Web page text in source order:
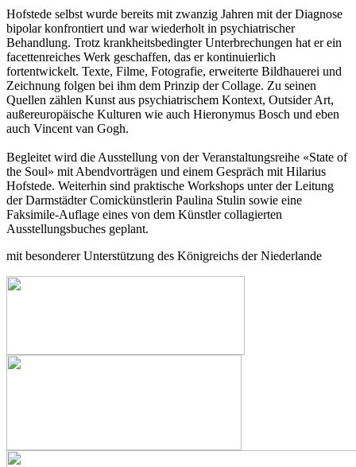
Hofstede selbst wurde bereits mit zwanzig Jahren mit der Diagnose
bipolar konfrontiert und war wiederholt in psychiatrischer
Behandlung. Trotz krankheitsbedingter Unterbrechungen hat er ein
facettenreiches Werk geschaffen, das er kontinuierlich
fortentwickelt. Texte, Filme, Fotografie, erweiterte Bildhauerei und
Zeichnung folgen bei ihm dem Prinzip der Collage. Zu seinen
Quellen zählen Kunst aus psychiatrischem Kontext, Outsider Art,
außereuropäische Kulturen wie auch Hieronymus Bosch und eben
auch Vincent van Gogh.
Begleitet wird die Ausstellung von der Veranstaltungsreihe «State of
the Soul» mit Abendvorträgen und einem Gespräch mit Hilarius
Hofstede. Weiterhin sind praktische Workshops unter der Leitung
der Darmstädter Comickünstlerin Paulina Stulin sowie eine
Faksimile-Auflage eines von dem Künstler collagierten
Ausstellungsbuches geplant.
mit besonderer Unterstützung des Königreichs der Niederlande